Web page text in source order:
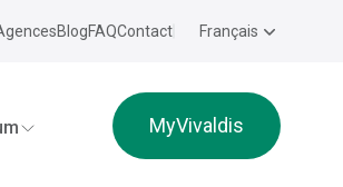
BlogFAQContact Français
MyVivaldis